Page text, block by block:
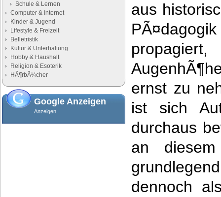
Schule & Lernen
Computer & Internet
Kinder & Jugend
Lifestyle & Freizeit
Belletristik
Kultur & Unterhaltung
Hobby & Haushalt
Religion & Esoterik
HÃ¶rbÃ¼cher
Google Anzeigen
Anzeigen
aus
ernst zu
ist sich
durchaus
an
dennoch